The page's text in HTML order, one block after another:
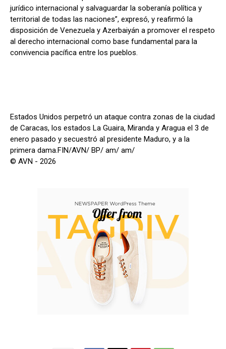
jurídico internacional y salvaguardar la soberanía política y
territorial de todas las naciones”, expresó, y reafirmó la
disposición de Venezuela y Azerbaiyán a promover el respeto
al derecho internacional como base fundamental para la
convivencia pacífica entre los pueblos.
Estados Unidos perpetró un ataque contra zonas de la ciudad
de Caracas, los estados La Guaira, Miranda y Aragua el 3 de
enero pasado y secuestró al presidente Maduro, y a la
primera dama.FIN/AVN/ BP/ am/ am/
© AVN - 2026